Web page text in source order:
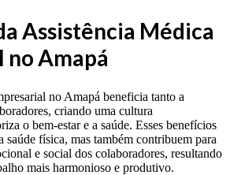
Assistência Médica
no Amapá
no Amapá beneficia tanto a
criando uma cultura
o bem-estar e a saúde. Esses benefícios
saúde física, mas também contribuem para
e social dos colaboradores, resultando
mais harmonioso e produtivo.